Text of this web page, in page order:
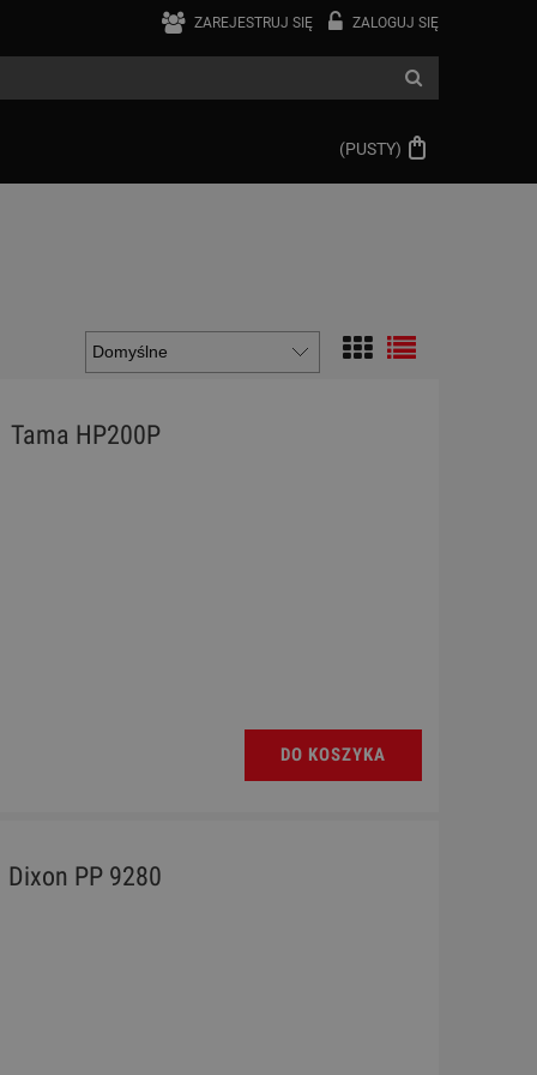
ZAREJESTRUJ SIĘ ZALOGUJ SIĘ
(PUSTY)
Tama HP200P
DO KOSZYKA
Dixon PP 9280